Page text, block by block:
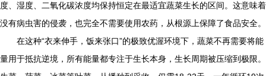
度、湿度、二氧化碳浓度均保持恒定在最适宜蔬菜生长的区间。这意味着
没有病虫害的侵袭，也完全不需要使用农药，从根源上保障了食品安全。
在这种“衣来伸手，饭来张口”的极致优渥环境下，蔬菜不再需要将能
量用于抵抗逆境，所有能量都专注于生长本身，生长周期被压缩到极限。